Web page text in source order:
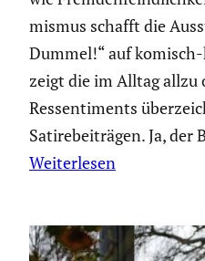
mismus schafft die
Dummel!“ auf
zeigt die im Alltag
Ressen­ti­ments
Satire­bei­trägen. Ja,
Weiterlesen